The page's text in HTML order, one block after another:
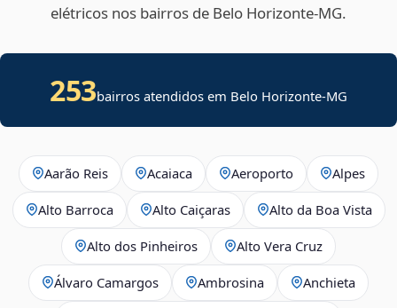
elétricos nos bairros de Belo Horizonte‑MG.
253bairros atendidos em Belo Horizonte-MG
Aarão Reis Acaiaca Aeroporto Alpes
Alto Barroca Alto Caiçaras Alto da Boa Vista
Alto dos Pinheiros Alto Vera Cruz
Álvaro Camargos Ambrosina Anchieta